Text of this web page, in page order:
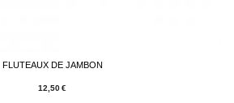
FLUTEAUX DE JAMBON
12,50€